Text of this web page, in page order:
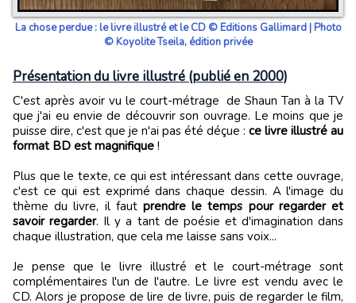
La chose perdue : le livre illustré et le CD © Editions Gallimard | Photo
© Koyolite Tseila, édition privée
Présentation du livre illustré (publié en 2000)
C'est après avoir vu le court-métrage de Shaun Tan à la TV
que j'ai eu envie de découvrir son ouvrage. Le moins que je
puisse dire, c'est que je n'ai pas été déçue : ce livre illustré au
format BD est magnifique !
Plus que le texte, ce qui est intéressant dans cette ouvrage,
c'est ce qui est exprimé dans chaque dessin. A l'image du
thème du livre, il faut prendre le temps pour regarder et
savoir regarder. Il y a tant de poésie et d'imagination dans
chaque illustration, que cela me laisse sans voix...
Je pense que le livre illustré et le court-métrage sont
complémentaires l'un de l'autre. Le livre est vendu avec le
CD. Alors je propose de lire de livre, puis de regarder le film,